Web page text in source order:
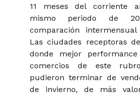
11 meses del corriente
mismo periodo de
comparación
Las ciudades receptoras
donde mejor
comercios de este
pudieron terminar de
de invierno, de más